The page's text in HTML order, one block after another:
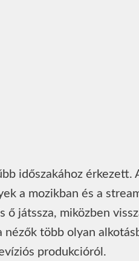
időszakához érkezett.
a mozikban és a
játssza, miközben
több olyan
produkcióról.